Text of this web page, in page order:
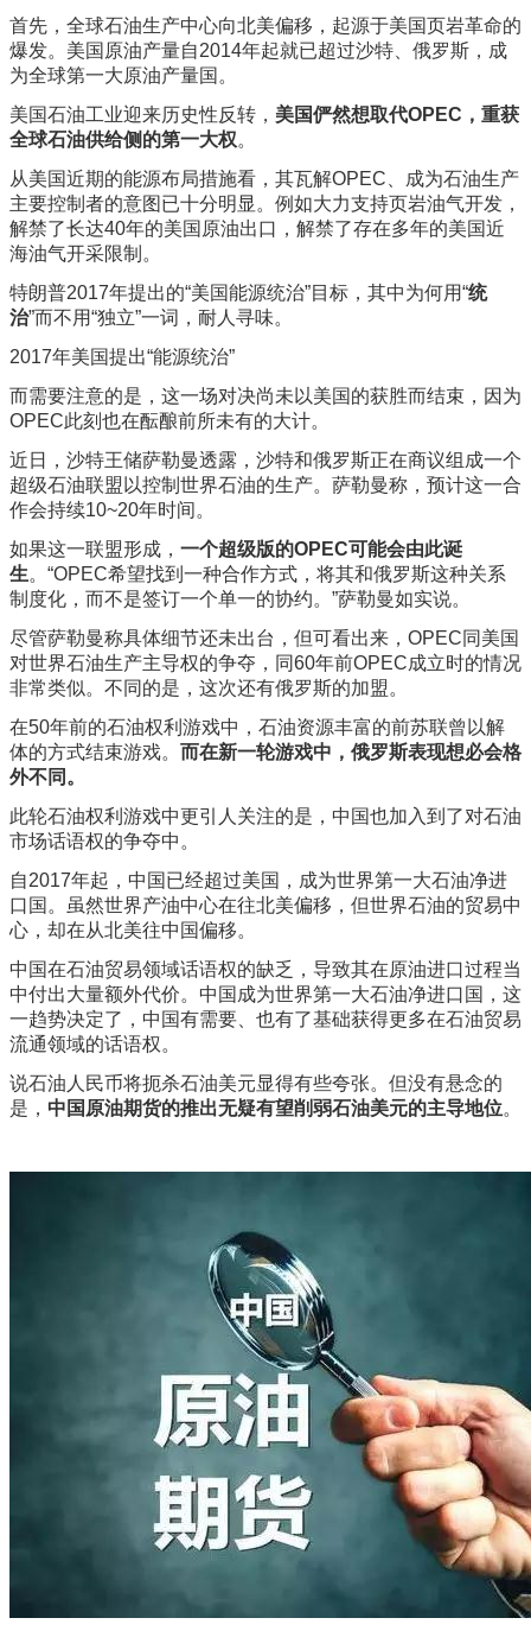
首先，全球石油生产中心向北美偏移，起源于美国页岩革命的
爆发。美国原油产量自2014年起就已超过沙特、俄罗斯，成
为全球第一大原油产量国。
美国石油工业迎来历史性反转， 美国俨然想取代OPEC，重获
全球石油供给侧的第一大权。
从美国近期的能源布局措施看，其瓦解OPEC、成为石油生产
主要控制者的意图已十分明显。例如大力支持页岩油气开发，
解禁了长达40年的美国原油出口，解禁了存在多年的美国近
海油气开采限制。
特朗普2017年提出的“美国能源统治”目标，其中为何用“统
治”而不用“独立”一词，耐人寻味。
2017年美国提出“能源统治”
而需要注意的是，这一场对决尚未以美国的获胜而结束，因为
OPEC此刻也在酝酿前所未有的大计。
近日，沙特王储萨勒曼透露，沙特和俄罗斯正在商议组成一个
超级石油联盟以控制世界石油的生产。萨勒曼称，预计这一合
作会持续10~20年时间。
如果这一联盟形成， 一个超级版的OPEC可能会由此诞
生。“OPEC希望找到一种合作方式，将其和俄罗斯这种关系
制度化，而不是签订一个单一的协约。”萨勒曼如实说。
尽管萨勒曼称具体细节还未出台，但可看出来，OPEC同美国
对世界石油生产主导权的争夺，同60年前OPEC成立时的情况
非常类似。不同的是，这次还有俄罗斯的加盟。
在50年前的石油权利游戏中，石油资源丰富的前苏联曾以解
体的方式结束游戏。 而在新一轮游戏中，俄罗斯表现想必会格
外不同。
此轮石油权利游戏中更引人关注的是，中国也加入到了对石油
市场话语权的争夺中。
自2017年起，中国已经超过美国，成为世界第一大石油净进
口国。虽然世界产油中心在往北美偏移，但世界石油的贸易中
心，却在从北美往中国偏移。
中国在石油贸易领域话语权的缺乏，导致其在原油进口过程当
中付出大量额外代价。中国成为世界第一大石油净进口国，这
一趋势决定了，中国有需要、也有了基础获得更多在石油贸易
流通领域的话语权。
说石油人民币将扼杀石油美元显得有些夸张。但没有悬念的
是， 中国原油期货的推出无疑有望削弱石油美元的主导地位。